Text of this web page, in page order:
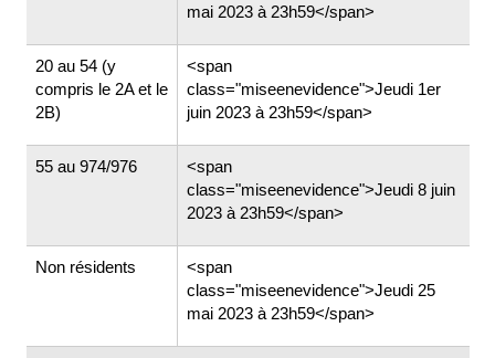
mai 2023 à 23h59</span>
20 au 54 (y
compris le 2A et le
2B)
<span
class="miseenevidence">Jeudi 1er
juin 2023 à 23h59</span>
55 au 974/976
<span
class="miseenevidence">Jeudi 8 juin
2023 à 23h59</span>
Non résidents
<span
class="miseenevidence">Jeudi 25
mai 2023 à 23h59</span>